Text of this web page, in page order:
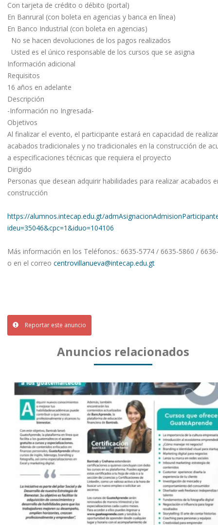
Con tarjeta de crédito o débito (portal)
En Banrural (con boleta en agencias y banca en línea)
En Banco Industrial (con boleta en agencias)
No se hacen devoluciones de los pagos realizados
Usted es el único responsable de los cursos que se asigna
Información adicional
Requisitos
16 años en adelante
Descripción
-Información no Ingresada-
Objetivos
Al finalizar el evento, el participante estará en capacidad de realizar
acabados tradicionales y no tradicionales en la construcción de
a especificaciones técnicas que requiera el proyecto
Dirigido
Personas que desean adquirir habilidades para realizar acabados
construcción
https://alumnos.intecap.edu.gt/
ideu=35046&cpc=1&iduo=104106
Más información en los Teléfonos.: 6635-5774 / 6635-5860 /
o en el correo centrovillanueva@intecap.edu.gt
Reportar este anuncio
Anuncios relacionados